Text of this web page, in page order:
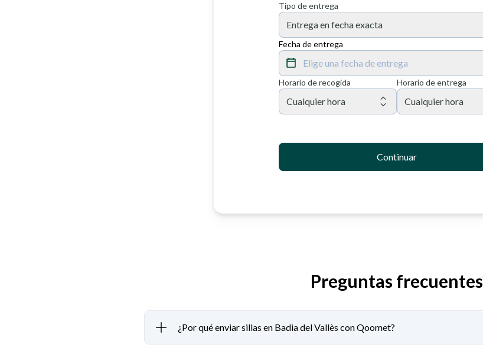
Tipo de entrega
Entrega en fecha exacta
Fecha de entrega
Elige una fecha de entrega
Horario de recogida
Cualquier hora
Horario de entrega
Cualquier hora
Continuar
Preguntas frecuentes
¿Por qué enviar sillas en Badia del Vallès con Qoomet?